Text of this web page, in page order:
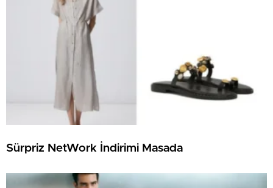
Sürpriz NetWork İndirimi Masada